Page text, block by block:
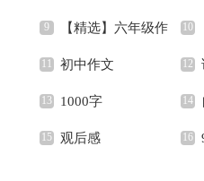
篇 字
【精选】六年级作
文汇总9篇 书
篇
初中作文
1000字
观后感